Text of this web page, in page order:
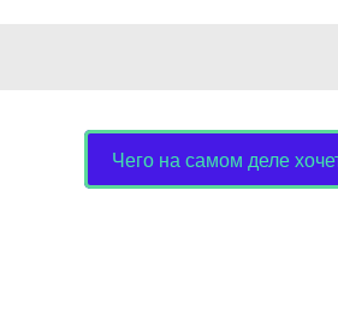
Чего на самом деле